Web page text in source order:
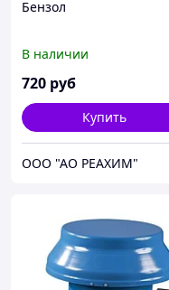
Бензол
В наличии
720 руб
Купить
ООО "АО РЕАХИМ"